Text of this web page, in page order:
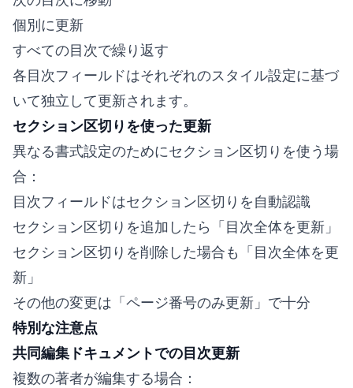
個別に更新
すべての目次で繰り返す
各目次フィールドはそれぞれのスタイル設定に基づ
いて独立して更新されます。
セクション区切りを使った更新
異なる書式設定のためにセクション区切りを使う場
合：
目次フィールドはセクション区切りを自動認識
セクション区切りを追加したら「目次全体を更新」
セクション区切りを削除した場合も「目次全体を更
新」
その他の変更は「ページ番号のみ更新」で十分
特別な注意点
共同編集ドキュメントでの目次更新
複数の著者が編集する場合：